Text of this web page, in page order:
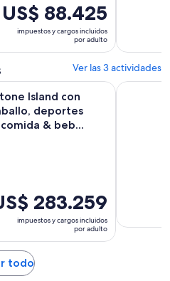
El
precio
de
por
adulto
US$ 88.425
impuestos y cargos incluidos
por adulto
Ver las 3 actividades
Island con
deportes
& beb...
283.259.
283.259
impuestos y cargos incluidos
por adulto
a caballo, deportesUltimate
todoSe